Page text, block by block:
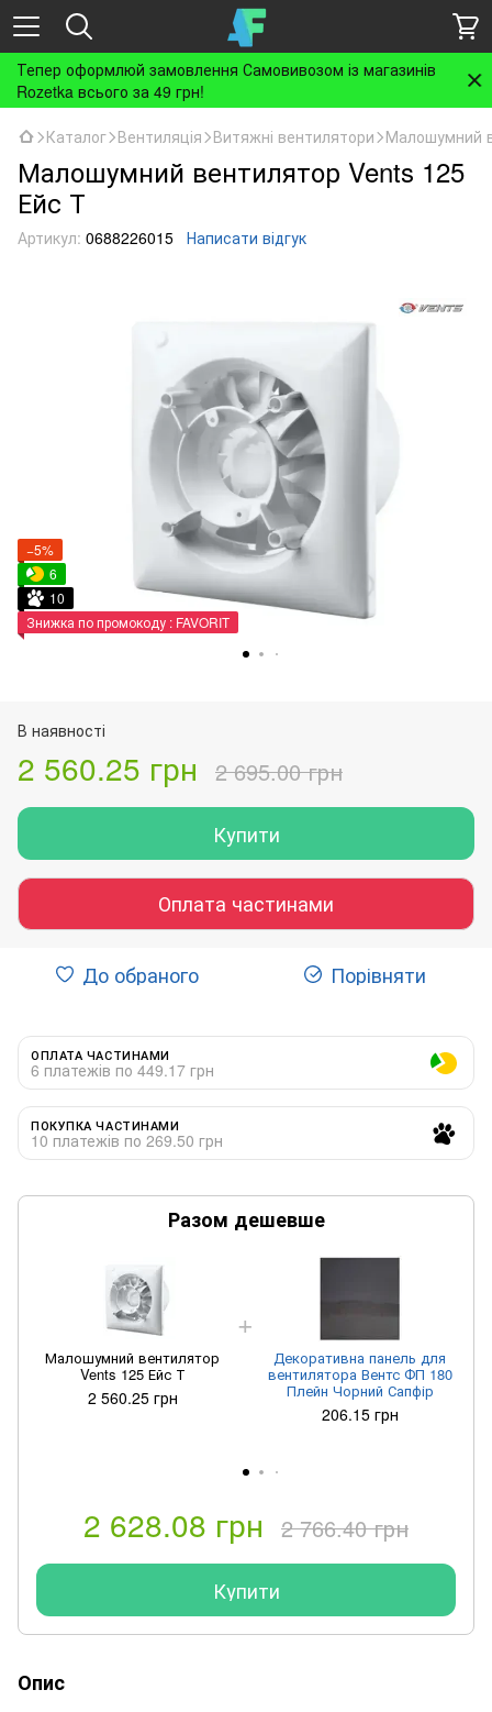
Тепер оформлюй замовлення Самовивозом із магазинів
Rozetka всього за 49 грн!
Каталог Вентиляція Витяжні вентилятори Малошумний
Малошумний вентилятор Vents 125
Ейс Т
Артикул: 0688226015 Написати відгук
−5%
6
10
Знижка по промокоду : FAVORIT
В наявності
2 560.25 грн 2 695.00 грн
Купити
Оплата частинами
До обраного Порівняти
ОПЛАТА ЧАСТИНАМИ
6 платежів по 449.17 грн
ПОКУПКА ЧАСТИНАМИ
10 платежів по 269.50 грн
Разом дешевше
Малошумний вентилятор
Vents 125 Ейс Т
2 560.25 грн
Декоративна панель для
вентилятора Вентс ФП 180
Плейн Чорний Сапфір
206.15 грн
2 628.08 грн 2 766.40 грн
Купити
Опис